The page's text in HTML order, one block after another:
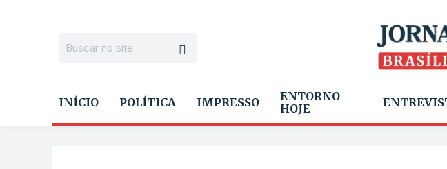
INÍCIO POLÍTICA IMPRESSO
ENTORNO
HOJE